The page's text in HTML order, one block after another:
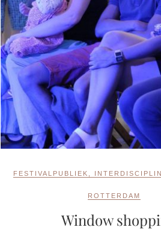
FESTIVALPUBLIEK
ROTTERDAM
Window